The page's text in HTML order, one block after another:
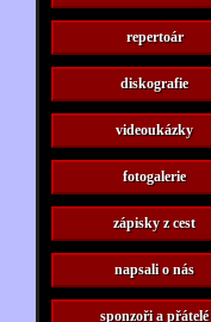
repertoár
diskografie
videoukázky
fotogalerie
zápisky z cest
napsali o nás
sponzoři a přátelé